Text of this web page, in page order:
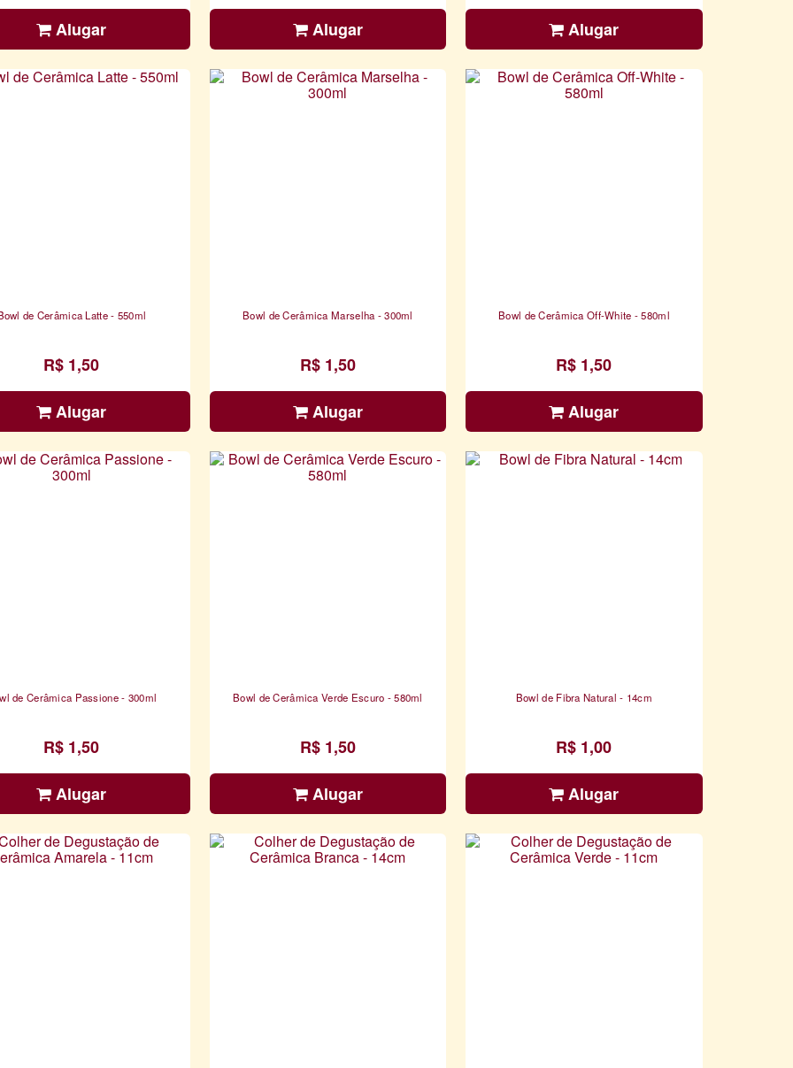
Alugar Alugar Alugar
de Cerâmica Latte - 550ml
R$ 1,50
Alugar
Bowl de Cerâmica Marselha - 300ml
R$ 1,50
Alugar
Bowl de Cerâmica Off-White - 580ml
R$ 1,50
Alugar
de Cerâmica Passione - 300ml
R$ 1,50
Alugar
Bowl de Cerâmica Verde Escuro - 580ml
R$ 1,50
Alugar
Bowl de Fibra Natural - 14cm
R$ 1,00
Alugar